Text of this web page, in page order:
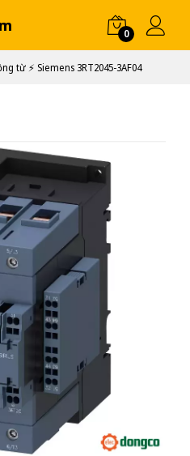
0
từ ⚡️ Siemens 3RT2045-3AF04